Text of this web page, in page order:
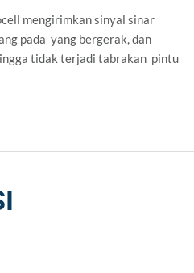
mengirimkan sinyal sinar
pada yang bergerak, dan
tidak terjadi tabrakan pintu